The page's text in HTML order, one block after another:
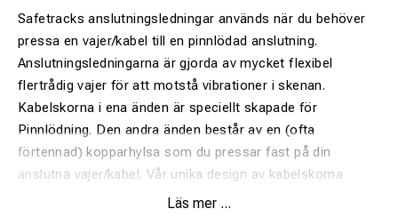
Safetracks anslutningsledningar används när du behöver
pressa en vajer/kabel till en pinnlödad anslutning.
Anslutningsledningarna är gjorda av mycket flexibel
flertrådig vajer för att motstå vibrationer i skenan.
Kabelskorna i ena änden är speciellt skapade för
Pinnlödning. Den andra änden består av en (ofta
förtennad) kopparhylsa som du pressar fast på din
anslutna vajer/kabel. Vår unika design av kabelskorna
säkerställer att tråden i förbindningen blir fastlödd på
Läs mer ...